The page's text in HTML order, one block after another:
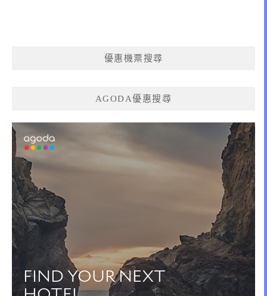
優惠機票搜尋
AGODA優惠搜尋